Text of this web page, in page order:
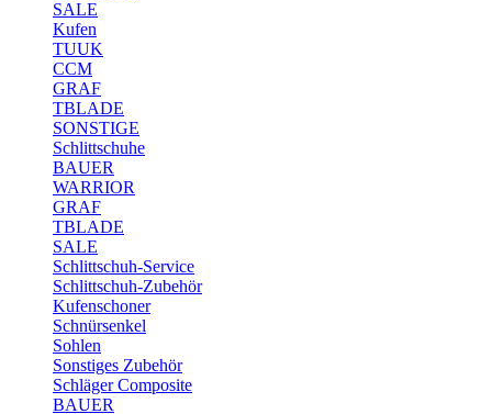
SALE
Kufen
TUUK
CCM
GRAF
TBLADE
SONSTIGE
Schlittschuhe
BAUER
WARRIOR
GRAF
TBLADE
SALE
Schlittschuh-Service
Schlittschuh-Zubehör
Kufenschoner
Schnürsenkel
Sohlen
Sonstiges Zubehör
Schläger Composite
BAUER